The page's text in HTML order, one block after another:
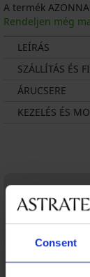
Consent
A termék
Rendeljen még
LEÍRÁS
SZÁLLÍTÁS ÉS
ÁRUCSERE
KEZELÉS ÉS